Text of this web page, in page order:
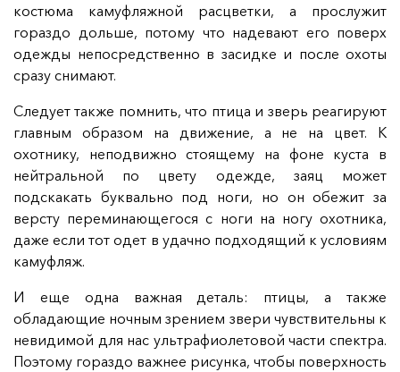
костюма камуфляжной расцветки, а прослужит
гораздо дольше, потому что надевают его поверх
одежды непосредственно в засидке и после охоты
сразу снимают.
Следует также помнить, что птица и зверь реагируют
главным образом на движение, а не на цвет. К
охотнику, неподвижно стоящему на фоне куста в
нейтральной по цвету одежде, заяц может
подскакать буквально под ноги, но он обежит за
версту переминающегося с ноги на ногу охотника,
даже если тот одет в удачно подходящий к условиям
камуфляж.
И еще одна важная деталь: птицы, а также
обладающие ночным зрением звери чувствительны к
невидимой для нас ультрафиолетовой части спектра.
Поэтому гораздо важнее рисунка, чтобы поверхность